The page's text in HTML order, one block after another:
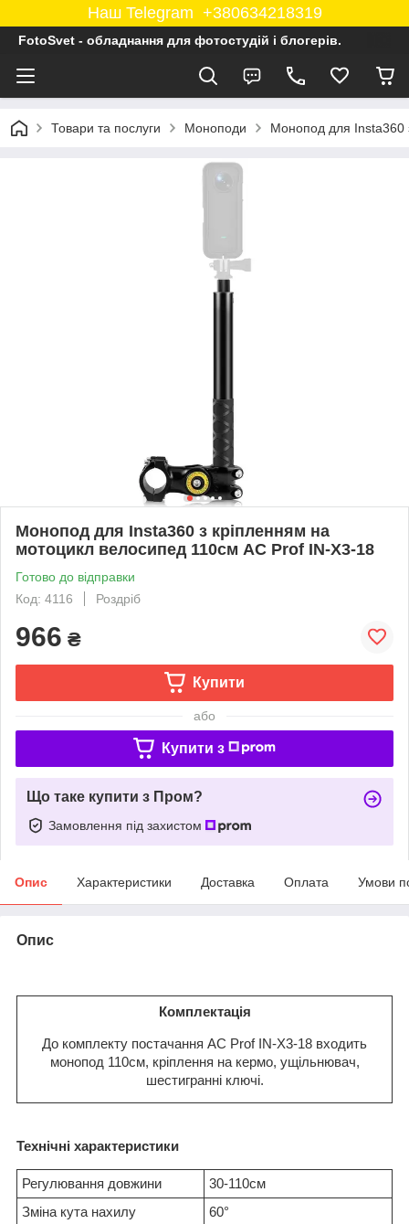
Наш Telegram +380634218319
FotoSvet - обладнання для фотостудій і блогерів.
Товари та послуги Моноподи Монопод для Insta360
Монопод для Insta360 з кріпленням на
мотоцикл велосипед 110см AC Prof IN-X3-18
Готово до відправки
Код: 4116
Роздріб
966 ₴
Купити
або
Купити з
Що таке купити з Пром?
Замовлення під захистом
Опис Характеристики Доставка Оплата Умови
Опис
Комплектація
До комплекту постачання AC Prof IN-X3-18 входить
монопод 110см, кріплення на кермо, ущільнювач,
шестигранні ключі.
Технічні характеристики
Регулювання довжини
30-110см
Зміна кута нахилу
60°